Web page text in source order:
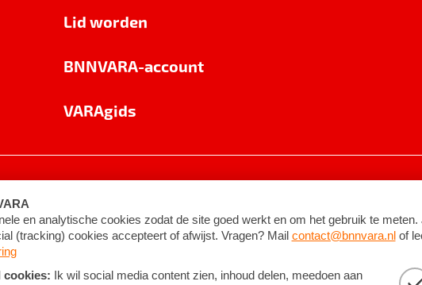
Lid worden
BNNVARA-account
VARAgids
voorwaarden ©2026BNNVARA